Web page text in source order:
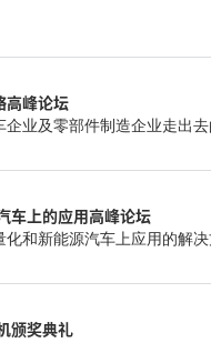
高峰论坛
业及零部件制造企业走出
车上的应用高峰论坛
和新能源汽车上应用的解
颁奖典礼